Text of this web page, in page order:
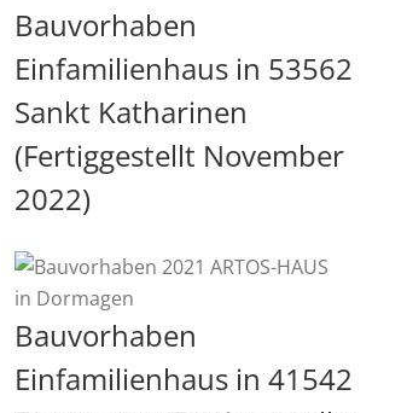
Bauvorhaben
Einfamilienhaus in 53562
Sankt Katharinen
(Fertiggestellt November
2022)
Bauvorhaben
Einfamilienhaus in 41542